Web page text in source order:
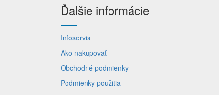
Ďalšie informácie
Infoservis
Ako nakupovať
Obchodné podmienky
Podmienky použitia